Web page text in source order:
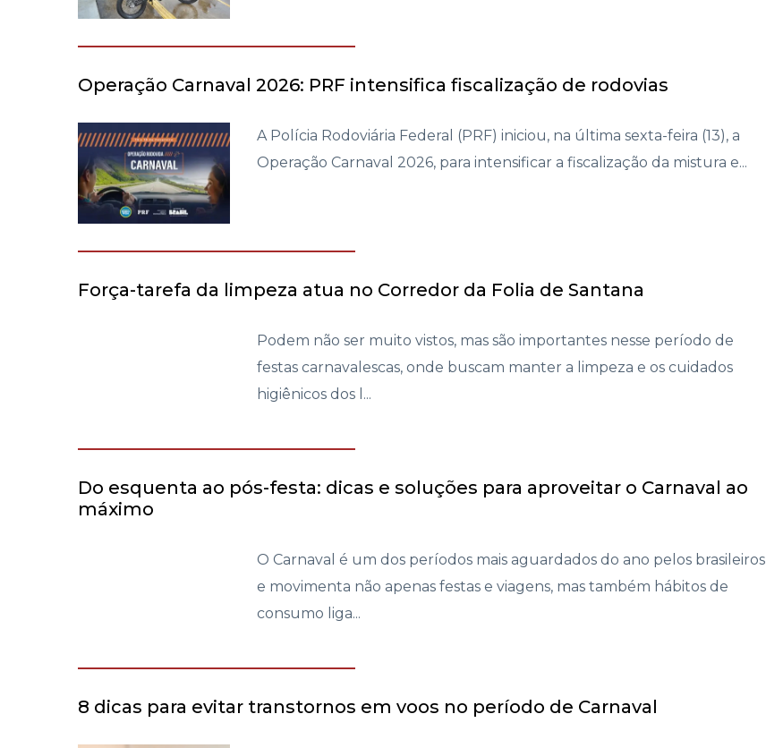
Operação Carnaval 2026: PRF intensifica fiscalização de rodovias
A Polícia Rodoviária Federal (PRF) iniciou, na última sexta-feira (13), a
Operação Carnaval 2026, para intensificar a fiscalização da mistura e...
Força-tarefa da limpeza atua no Corredor da Folia de Santana
Podem não ser muito vistos, mas são importantes nesse período de
festas carnavalescas, onde buscam manter a limpeza e os cuidados
higiênicos dos l...
Do esquenta ao pós-festa: dicas e soluções para aproveitar o Carnaval ao
máximo
O Carnaval é um dos períodos mais aguardados do ano pelos brasileiros
e movimenta não apenas festas e viagens, mas também hábitos de
consumo liga...
8 dicas para evitar transtornos em voos no período de Carnaval